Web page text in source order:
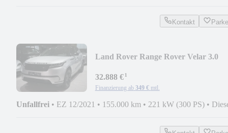
Kontakt
Land Rover Range Rover Velar 3.0
32.888 €¹
Finanzierung ab 349 € mtl.
Unfallfrei • EZ 12/2021 • 155.000 km • 221 kW (300 PS) •